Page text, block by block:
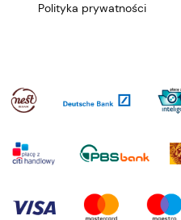
Polityka prywatności